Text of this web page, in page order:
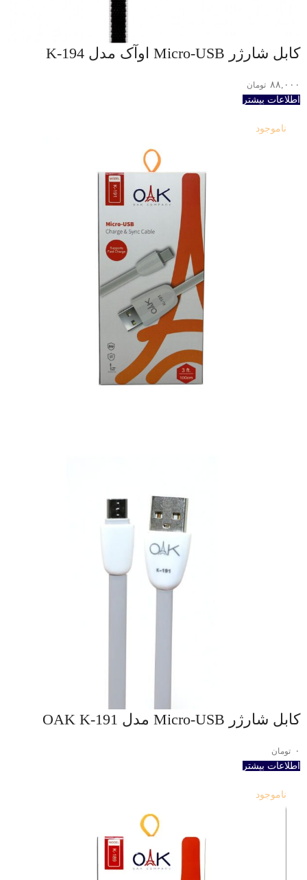
کابل شارژر Micro-USB اوآک مدل K-194
۸۸,۰۰۰ تومان
اطلاعات بیشتر
ناموجود
کابل شارژر Micro-USB مدل OAK K-191
۰ تومان
اطلاعات بیشتر
ناموجود